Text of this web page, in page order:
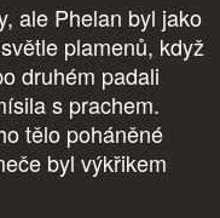
ale Phelan byl jako
plamenů, když
druhém padali
s prachem.
tělo poháněné
byl výkřikem